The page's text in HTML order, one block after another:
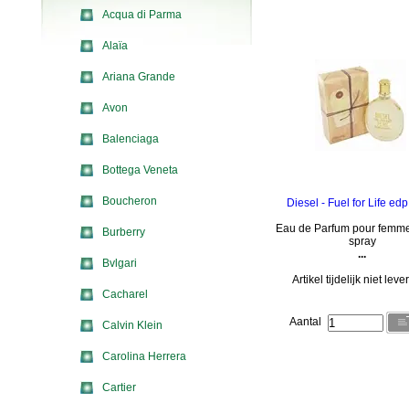
Acqua di Parma
Alaïa
Ariana Grande
Avon
Balenciaga
Bottega Veneta
Boucheron
Burberry
Bvlgari
Cacharel
Calvin Klein
Carolina Herrera
Cartier
Diesel - Fuel for Life
Eau de Parfum pour
spray
...
Artikel tijdelijk niet
Aantal